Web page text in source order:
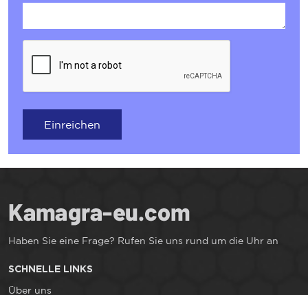
Einreichen
Haben Sie eine Frage? Rufen Sie uns rund um die Uhr an
SCHNELLE LINKS
Über uns